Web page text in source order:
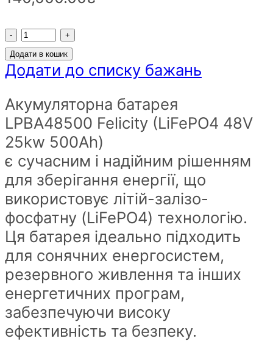
Акумуляторна
батарея
LPBA48500
(
LiFePO4
48V
25kw
500Аh)
quantity
Додати в кошик
Додати до списку бажань
Акумуляторна батарея
LPBA48500 Felicity (LiFePO4 48V
25kw 500Аh)
є сучасним і надійним рішенням
для зберігання енергії, що
використовує літій-залізо-
фосфатну (LiFePO4) технологію.
Ця батарея ідеально підходить
для сонячних енергосистем,
резервного живлення та інших
енергетичних програм,
забезпечуючи високу
ефективність та безпеку.